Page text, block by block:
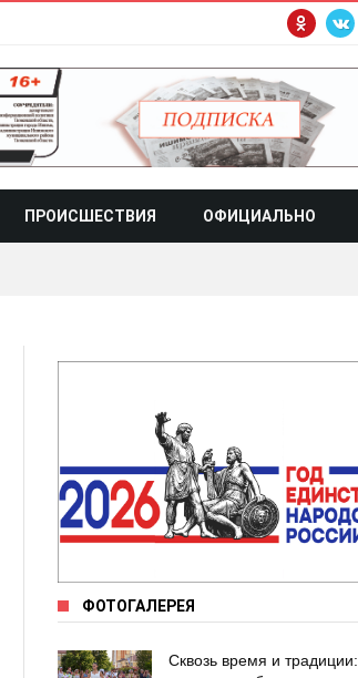
ПРОИСШЕСТВИЯ ОФИЦИАЛЬНО
ФОТОГАЛЕРЕЯ
Сквозь время и традиции: